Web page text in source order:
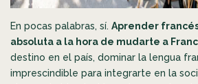
En pocas palabras, sí. Aprender
absoluta a la hora de mudarte a
destino en el país, dominar la lengua
imprescindible para integrarte en la